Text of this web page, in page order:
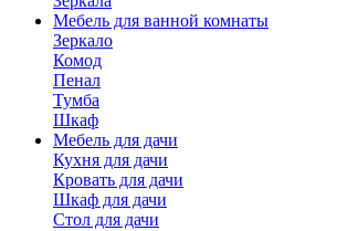
Мебель для ванной комнаты
Зеркало
Комод
Пенал
Тумба
Шкаф
Мебель для дачи
Кухня для дачи
Кровать для дачи
Шкаф для дачи
Стол для дачи